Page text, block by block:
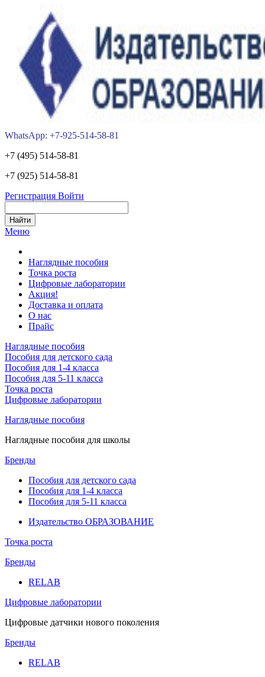
WhatsApp: +7-925-514-58-81
+7 (495) 514-58-81
+7 (925) 514-58-81
Регистрация Войти
Меню
Наглядные пособия
Точка роста
Цифровые лаборатории
Акция!
Доставка и оплата
О нас
Прайс
Наглядные пособия
Пособия для детского сада
Пособия для 1-4 класса
Пособия для 5-11 класса
Точка роста
Цифровые лаборатории
Наглядные пособия
Наглядные пособия для школы
Бренды
Пособия для детского сада
Пособия для 1-4 класса
Пособия для 5-11 класса
Издательство ОБРАЗОВАНИЕ
Точка роста
Бренды
RELAB
Цифровые лаборатории
Цифровые датчики нового поколения
Бренды
RELAB